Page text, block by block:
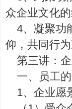
众企业文化
4、凝聚功
仰，共同行
第三讲：
一、员工
1、企业愿